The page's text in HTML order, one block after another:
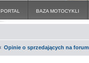
PORTAL BAZA MOTOCYKLI
Opinie o sprzedających na forum